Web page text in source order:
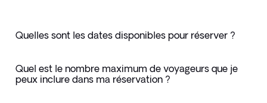
Quelles sont les dates disponibles pour réserver ?
Quel est le nombre maximum de voyageurs que je
peux inclure dans ma réservation ?